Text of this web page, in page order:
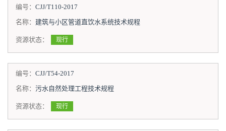
编号： CJJ/T110-2017
名称： 建筑与小区管道直饮水系统技术规程
资源状态： 现行
编号： CJJ/T54-2017
名称： 污水自然处理工程技术规程
资源状态： 现行